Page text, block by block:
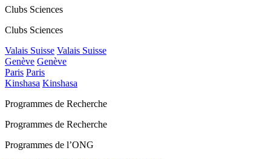
Clubs Sciences
Clubs Sciences
Valais Suisse Valais Suisse
Genève Genève
Paris Paris
Kinshasa Kinshasa
Programmes de Recherche
Programmes de Recherche
Programmes de l’ONG